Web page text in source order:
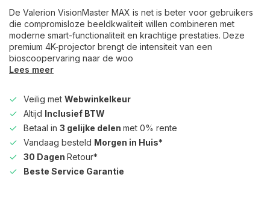
De Valerion VisionMaster MAX is net is beter voor gebruikers
die compromisloze beeldkwaliteit willen combineren met
moderne smart-functionaliteit en krachtige prestaties. Deze
premium 4K-projector brengt de intensiteit van een
bioscoopervaring naar de woo
Lees meer
Veilig met Webwinkelkeur
Altijd Inclusief BTW
Betaal in 3 gelijke delen met 0% rente
Vandaag besteld Morgen in Huis*
30 Dagen Retour*
Beste Service Garantie